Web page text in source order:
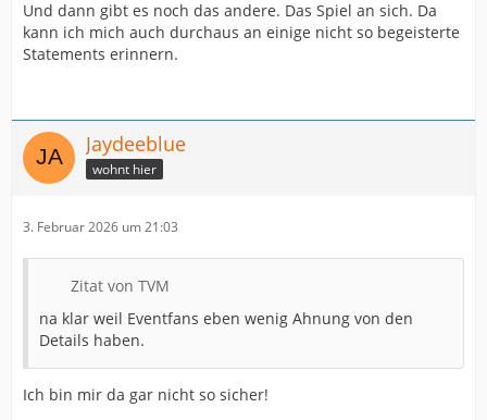
Und dann gibt es noch das andere. Das Spiel an sich. Da
kann ich mich auch durchaus an einige nicht so begeisterte
Statements erinnern.
Jaydeeblue
wohnt hier
3. Februar 2026 um 21:03
Zitat von TVM
na klar weil Eventfans eben wenig Ahnung von den
Details haben.
Ich bin mir da gar nicht so sicher!